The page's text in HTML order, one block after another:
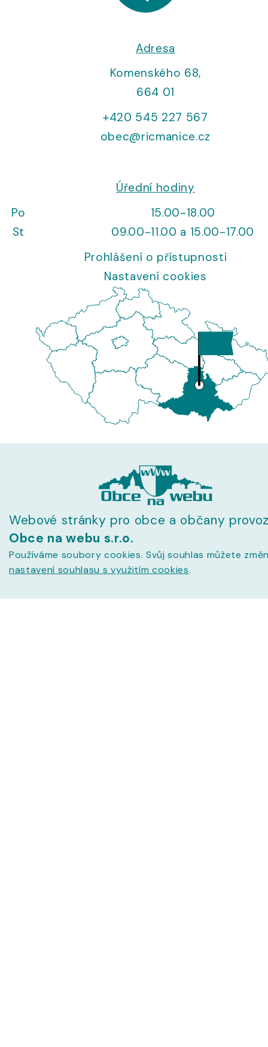
Adresa
Komenského 68,
664 01
+420 545 227 567
obec@ricmanice.cz
Úřední hodiny
Po
15.00-18.00
St
09.00-11.00 a 15.00-17.00
Prohlášení o přístupnosti
Nastavení cookies
Webové stránky pro obce a občany
Obce na webu s.r.o.
Používáme soubory cookies. Svůj souhlas můžete
nastavení souhlasu s využitím cookies.